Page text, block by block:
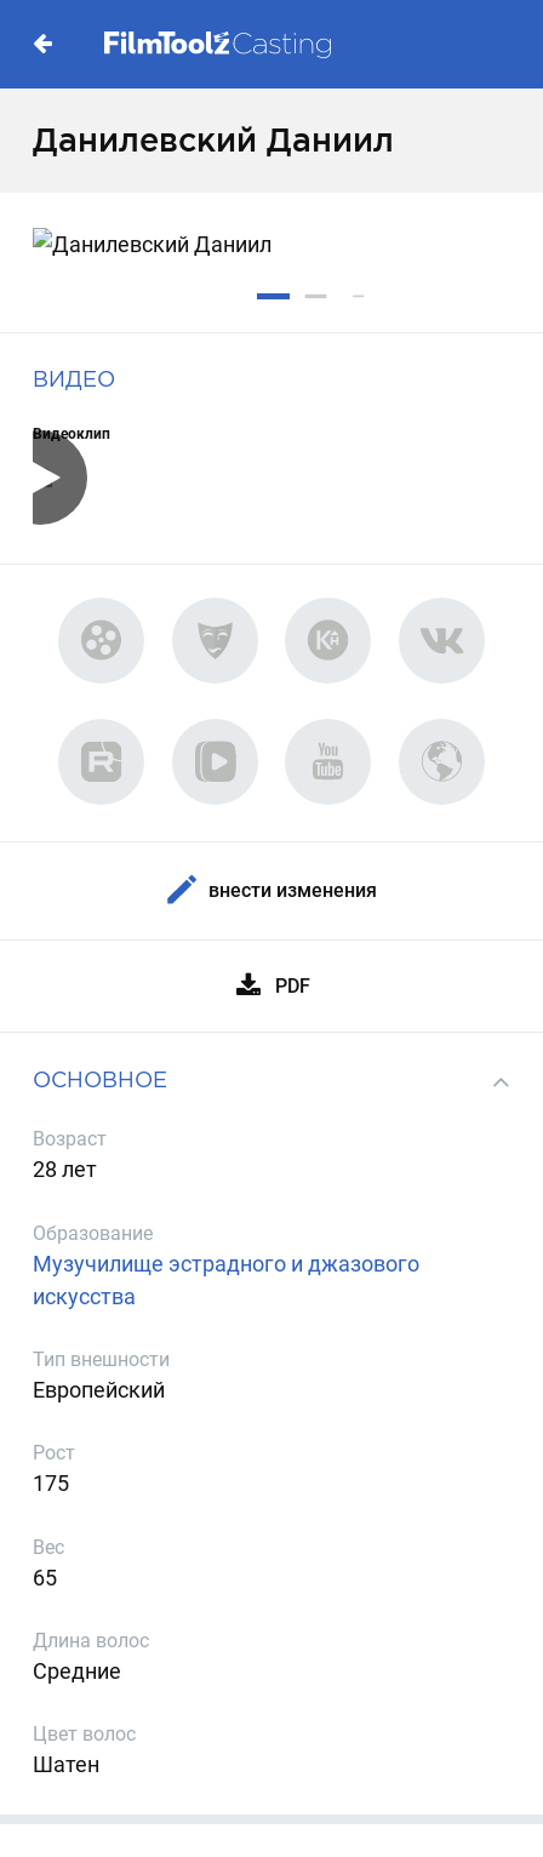
Данилевский Даниил
ВИДЕО
Видеоклип
внести изменения
PDF
ОСНОВНОЕ
Возраст
28 лет
Образование
Музучилище эстрадного и джазового
искусства
Тип внешности
Европейский
Рост
175
Вес
65
Длина волос
Средние
Цвет волос
Шатен